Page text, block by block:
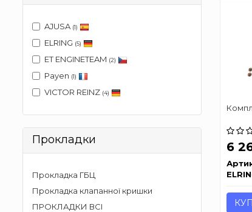
AJUSA (1)
ELRING (5)
ET ENGINETEAM (2)
Payen (1)
VICTOR REINZ (4)
Прокладки
Прокладка ГБЦ
Прокладка клапанної кришки
ПРОКЛАДКИ ВСІ
6